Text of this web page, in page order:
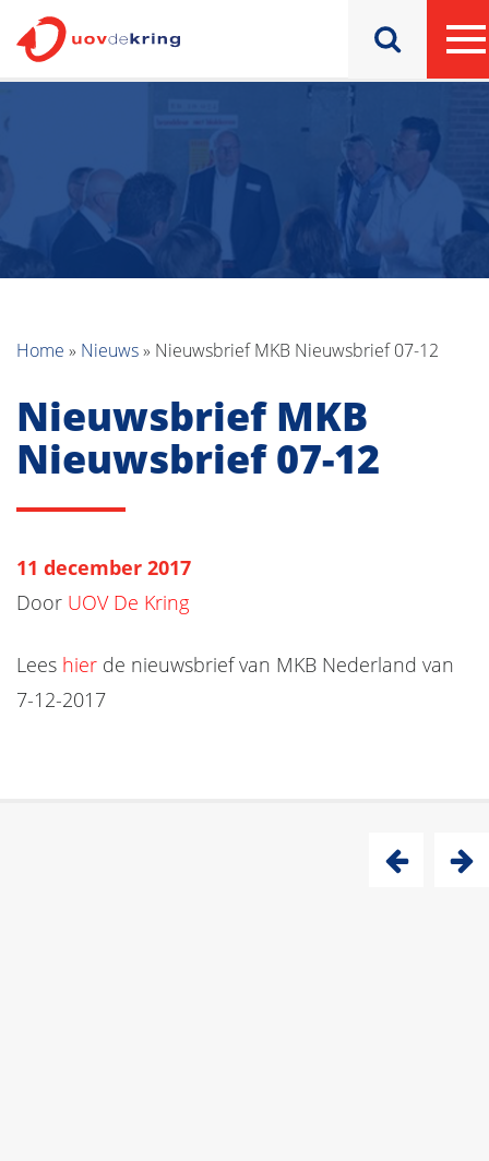
Home » Nieuws» Nieuwsbrief MKB Nieuwsbrief 07-12
Nieuwsbrief MKB
Nieuwsbrief 07-12
11 december 2017
Door UOV De Kring
Lees hier de nieuwsbrief van MKB Nederland van
7-12-2017